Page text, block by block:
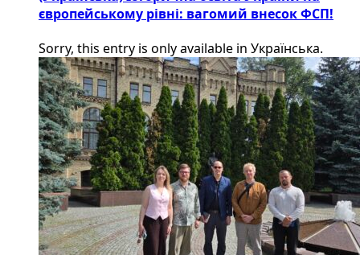
європейському рівні: вагомий внесок ФСП!
Sorry, this entry is only available in Українська.